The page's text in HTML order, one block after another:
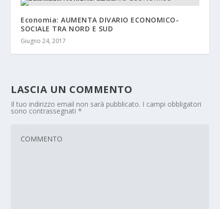
Economia: AUMENTA DIVARIO ECONOMICO-
SOCIALE TRA NORD E SUD
Giugno 24, 2017
LASCIA UN COMMENTO
Il tuo indirizzo email non sarà pubblicato. I campi obbligatori
sono contrassegnati*